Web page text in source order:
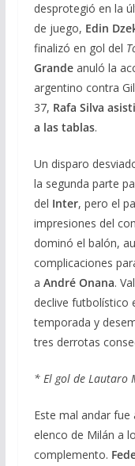
desprotegió en la
de juego, Edin
finalizó en gol del
Grandeanuló la
argentino contra
37, Rafa Silva
a las tablas.
Un disparo
la segunda parte
del Inter, pero el
impresiones del
dominó el balón,
complicaciones
a André Onana.
declive futbolístico
temporada y
tres derrotas
* El gol de Lautaro
Este mal andar
elenco de Milán a
complemento.